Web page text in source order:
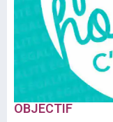
OBJECTIF